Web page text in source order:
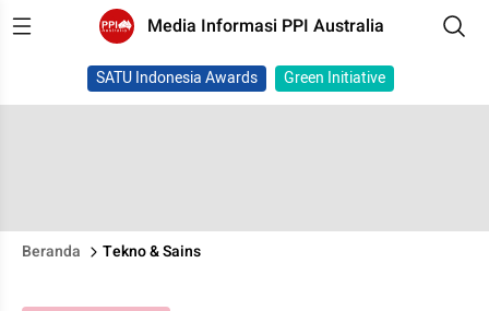
Media Informasi PPI Australia
SATU Indonesia Awards Green Initiative
Beranda Tekno & Sains